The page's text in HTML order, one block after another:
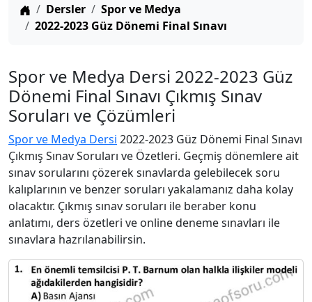
Anasayfa
Dersler
Spor ve Medya
2022-2023 Güz Dönemi Final Sınavı
Spor ve Medya Dersi 2022-2023 Güz
Dönemi Final Sınavı Çıkmış Sınav
Soruları ve Çözümleri
Spor ve Medya Dersi 2022-2023 Güz Dönemi Final Sınavı
Çıkmış Sınav Soruları ve Özetleri. Geçmiş dönemlere ait
sınav sorularını çözerek sınavlarda gelebilecek soru
kalıplarının ve benzer soruları yakalamanız daha kolay
olacaktır. Çıkmış sınav soruları ile beraber konu
anlatımı, ders özetleri ve online deneme sınavları ile
sınavlara hazrılanabilirsin.